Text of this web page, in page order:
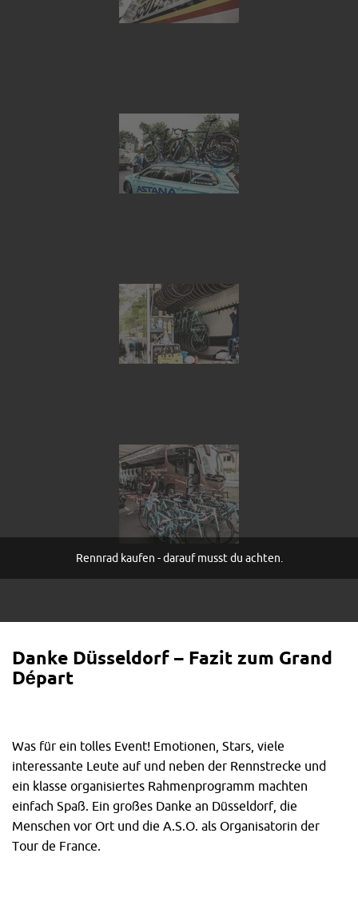
Rennrad kaufen - darauf musst du achten.
Danke Düsseldorf – Fazit zum Grand
Départ
Was für ein tolles Event! Emotionen, Stars, viele
interessante Leute auf und neben der Rennstrecke und
ein klasse organisiertes Rahmenprogramm machten
einfach Spaß. Ein großes Danke an Düsseldorf, die
Menschen vor Ort und die A.S.O. als Organisatorin der
Tour de France.